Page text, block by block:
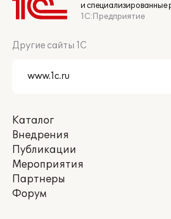
и специализированные
1С:Предприятие
Другие сайты 1С
Каталог
Внедрения
Публикации
Мероприятия
Партнеры
Форум